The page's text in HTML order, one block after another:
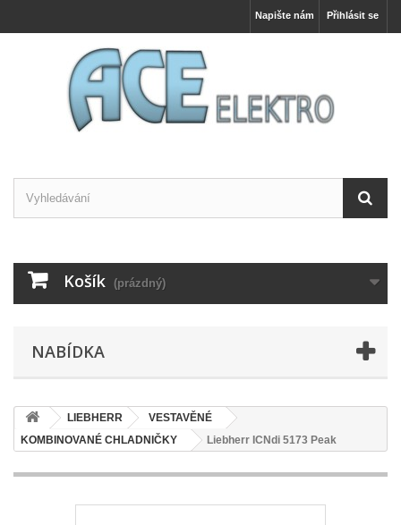
Přihlásit se
Napište nám
Košík (prázdný)
NABÍDKA
LIEBHERR
VESTAVĚNÉ
KOMBINOVANÉ CHLADNIČKY
Liebherr ICNdi 5173 Peak